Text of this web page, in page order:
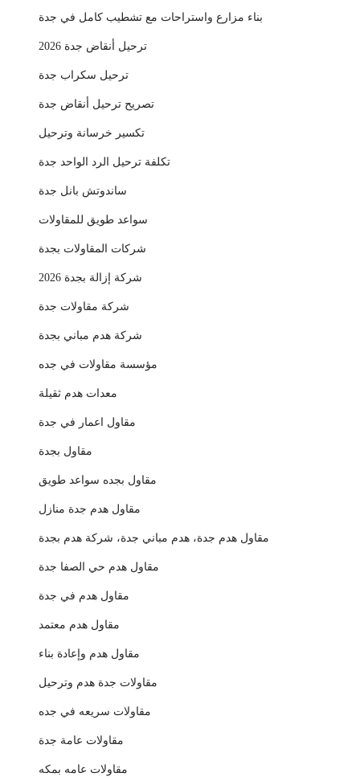
بناء مزارع واستراحات مع تشطيب كامل في جدة
ترحيل أنقاض جدة 2026
ترحيل سكراب جدة
تصريح ترحيل أنقاض جدة
تكسير خرسانة وترحيل
تكلفة ترحيل الرد الواحد جدة
ساندوتش بانل جدة
سواعد طويق للمقاولات
شركات المقاولات بجدة
شركة إزالة بجدة 2026
شركة مقاولات جدة
شركة هدم مباني بجدة
مؤسسة مقاولات في جده
معدات هدم ثقيلة
مقاول اعمار في جدة
مقاول بجدة
مقاول بجده سواعد طويق
مقاول هدم جدة منازل
مقاول هدم جدة، هدم مباني جدة، شركة هدم بجدة
مقاول هدم حي الصفا جدة
مقاول هدم في جدة
مقاول هدم معتمد
مقاول هدم وإعادة بناء
مقاولات جدة هدم وترحيل
مقاولات سريعه في جده
مقاولات عامة جدة
مقاولات عامه بمكه